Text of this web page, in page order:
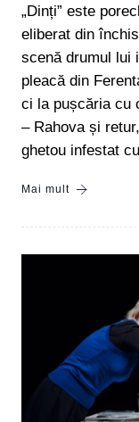
„Dinți” este
eliberat din
scenă drumul lui
pleacă din
ci la pușcăria cu
– Rahova și
ghetou infestat
Mai mult